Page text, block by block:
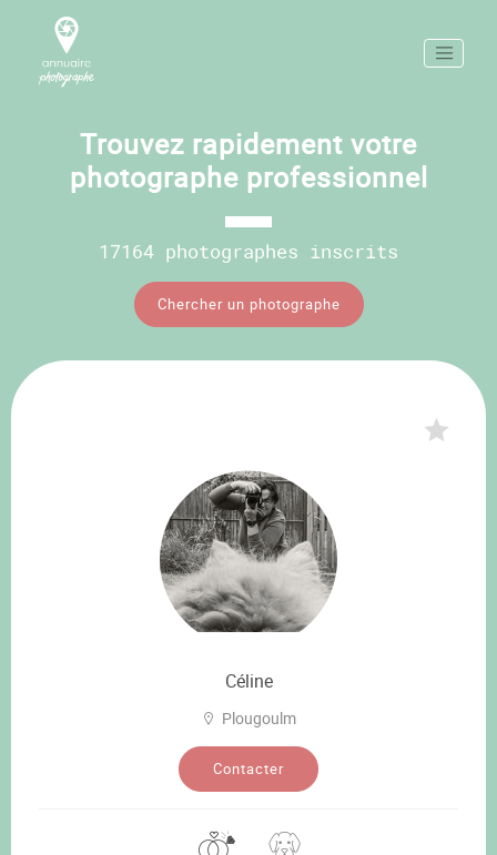
Trouvez rapidement votre
photographe professionnel
17164 photographes inscrits
Chercher un photographe
Céline
Plougoulm
Contacter